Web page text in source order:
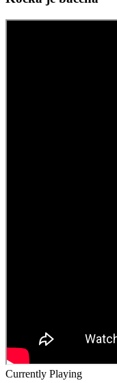
Currently Playing